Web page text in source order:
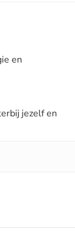
en
jezelf en